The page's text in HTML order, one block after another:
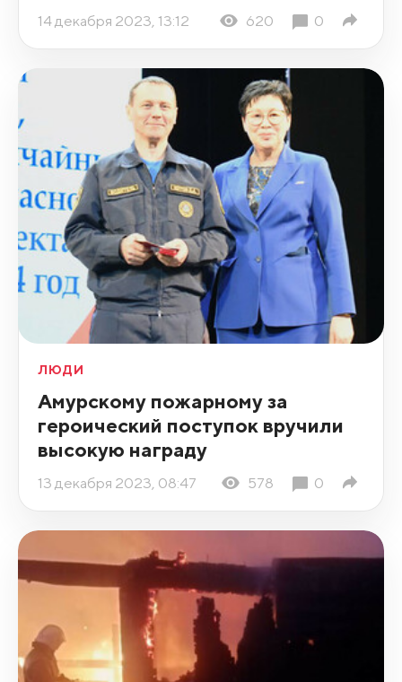
14 декабря 2023, 13:12 620 0
ЛЮДИ
Амурскому пожарному за
героический поступок вручили
высокую награду
13 декабря 2023, 08:47 578 0